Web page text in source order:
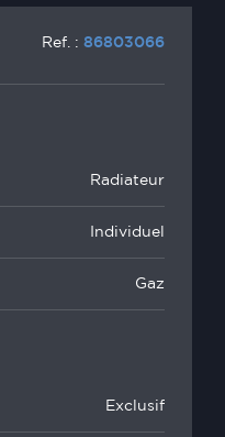
Ref. : 86803066
Radiateur
Individuel
Gaz
Exclusif